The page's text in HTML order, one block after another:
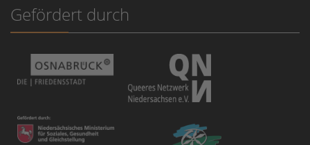
Gefördert durch